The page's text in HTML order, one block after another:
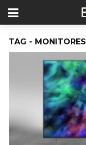
TAG - MONITORES